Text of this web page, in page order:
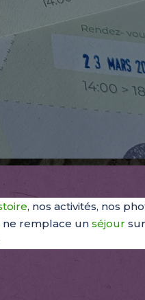
, nos activités, nos
ne remplace un séjour